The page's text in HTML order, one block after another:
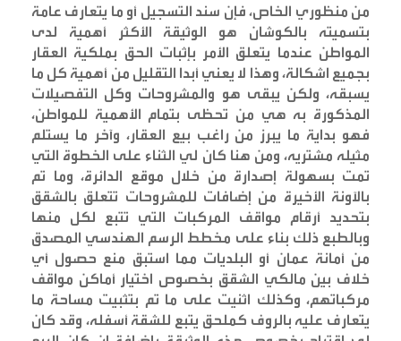
من منظوري الخاص، فإن سند التسجيل أو ما يتعارف عامة
بتسميته بالكوشان هو الوثيقة الأكثر أهمية لدى
المواطن عندما يتعلق الأمر بإثبات الحق بملكية العقار
بجميع اشكالة، وهذا لا يعني أبدا التقليل من أهمية كل ما
يسبقه، ولكن يبقى هو والمشروحات وكل التفصيلات
المذكورة به هي من تحظى بتمام الأهمية للمواطن،
فهو بداية ما يبرز من راغب بيع العقار، وآخر ما يستلم
مثيله مشتريه، ومن هنا كان لي الثناء على الخطوة التي
تمت بسهولة إصدارة من خلال موقع الدائرة، وما تم
بالآونة الأخيرة من إضافات للمشروحات تتعلق بالشقق
بتحديد أرقام مواقف المركبات التي تتبع لكل منها
وبالطبع ذلك بناء على مخطط الرسم الهندسي المصدق
من أمانة عمان أو البلديات مما استبق منع حصول أي
خلاف بين مالكي الشقق بخصوص اختيار أماكن مواقف
مركباتهم، وكذلك اثنيت على ما تم بتثبيت مساحة ما
يتعارف عليه بالروف كملحق يتبع للشقة أسفله، وقد كان